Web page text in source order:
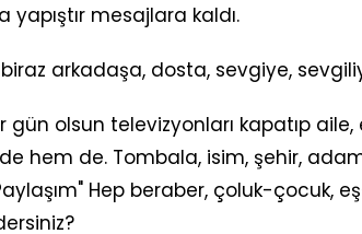
yapıştır mesajlara kaldı.
arkadaşa, dosta, sevgiye,
gün olsun televizyonları kapatıp
hem de. Tombala, isim, şehir,
Hep beraber, çoluk-çocuk,